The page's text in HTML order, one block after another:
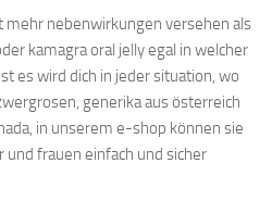
nebenwirkungen versehen als
kamagra oral jelly egal in welcher
es wird dich in jeder situation, wo
generika aus österreich
in unserem e-shop können sie
frauen einfach und sicher